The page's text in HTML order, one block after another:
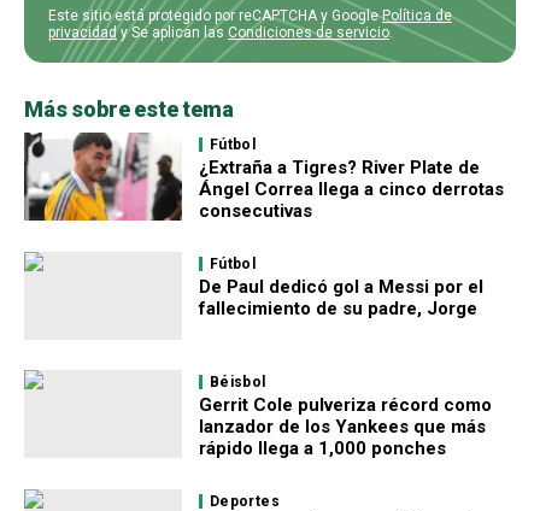
Este sitio está protegido por reCAPTCHA y GooglePolítica de
privacidady Se aplican las Condiciones de servicio
Más sobre este tema
Fútbol
¿Extraña a Tigres? River Plate de
Ángel Correa llega a cinco derrotas
consecutivas
Fútbol
De Paul dedicó gol a Messi por el
fallecimiento de su padre, Jorge
Béisbol
Gerrit Cole pulveriza récord como
lanzador de los Yankees que más
rápido llega a 1,000 ponches
Deportes